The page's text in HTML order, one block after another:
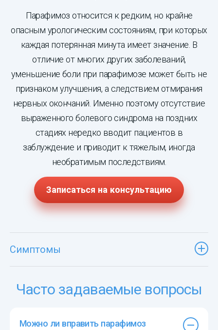
Парафимоз относится к редким, но крайне
опасным урологическим состояниям, при которых
каждая потерянная минута имеет значение. В
отличие от многих других заболеваний,
уменьшение боли при парафимозе может быть не
признаком улучшения, а следствием отмирания
нервных окончаний. Именно поэтому отсутствие
выраженного болевого синдрома на поздних
стадиях нередко вводит пациентов в
заблуждение и приводит к тяжелым, иногда
необратимым последствиям.
Записаться на консультацию
Симптомы
Часто задаваемые вопросы
Можно ли вправить парафимоз